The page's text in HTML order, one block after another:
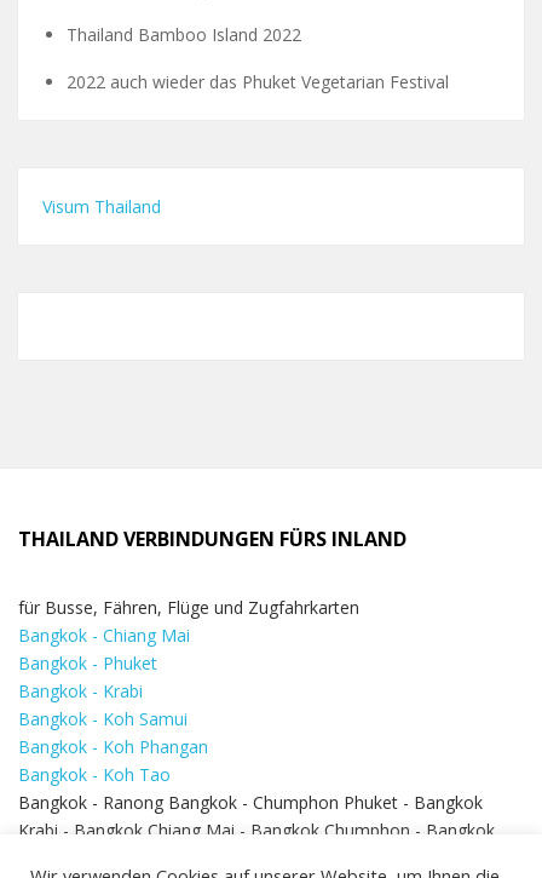
Thailand Bamboo Island 2022
2022 auch wieder das Phuket Vegetarian Festival
Visum Thailand
THAILAND VERBINDUNGEN FÜRS INLAND
für Busse, Fähren, Flüge und Zugfahrkarten
Bangkok - Chiang Mai
Bangkok - Phuket
Bangkok - Krabi
Bangkok - Koh Samui
Bangkok - Koh Phangan
Bangkok - Koh Tao
Bangkok - Ranong Bangkok - Chumphon Phuket - Bangkok
Krabi - Bangkok Chiang Mai - Bangkok Chumphon - Bangkok